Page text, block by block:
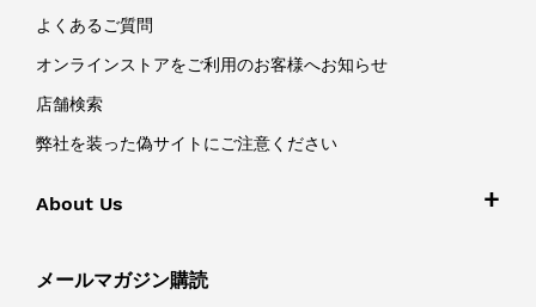
よくあるご質問
オンラインストアをご利用のお客様へお知らせ
店舗検索
弊社を装った偽サイトにご注意ください
About Us
メールマガジン購読